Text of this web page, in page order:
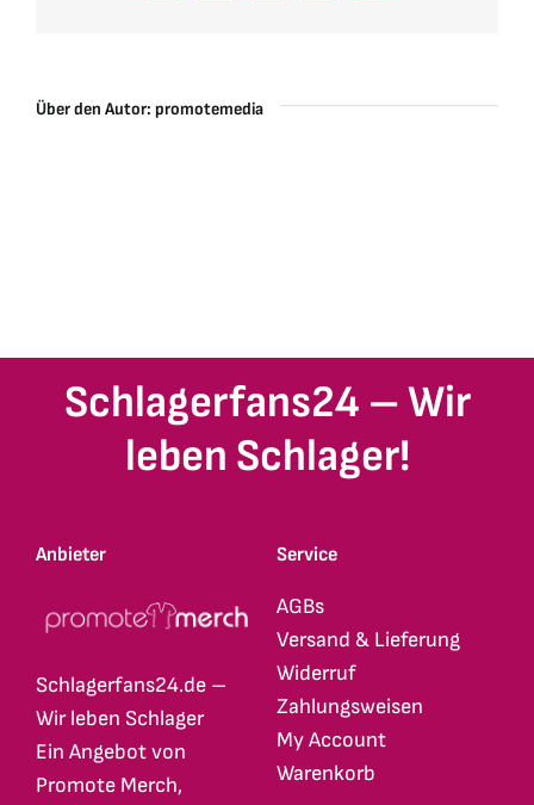
Über den Autor: promotemedia
Schlagerfans24 – Wir
leben Schlager!
Anbieter
Schlagerfans24.de –
Wir leben Schlager
Ein Angebot von
Promote Merch,
Service
AGBs
Versand & Lieferung
Widerruf
Zahlungsweisen
My Account
Warenkorb